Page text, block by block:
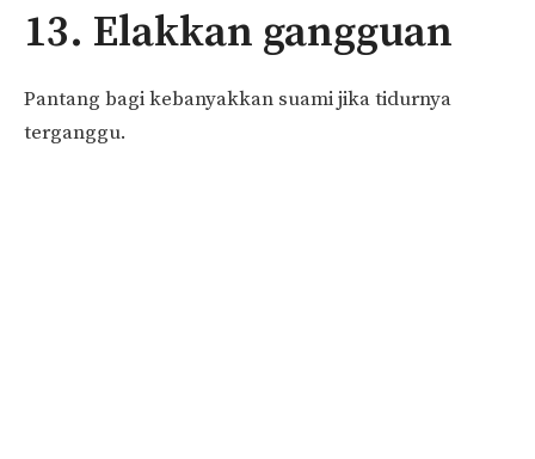
13. Elakkan gangguan
Pantang bagi kebanyakkan suami jika tidurnya
terganggu.